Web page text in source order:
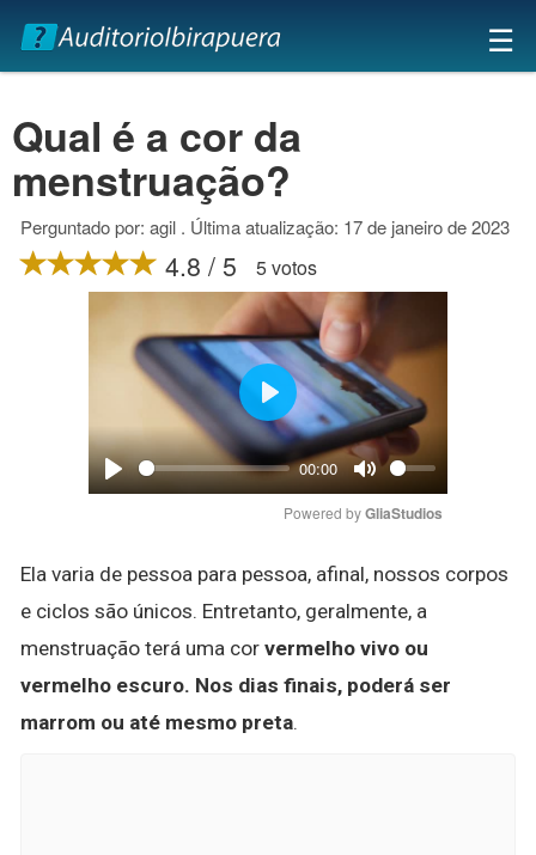
×
☰
Qual é a cor da
menstruação?
Perguntado por: agil . Última atualização: 17 de janeiro de 2023
4.8 / 5 5 votos
Play
00:00
Mute
Play
Powered by GliaStudios
Ela varia de pessoa para pessoa, afinal, nossos corpos
e ciclos são únicos. Entretanto, geralmente, a
menstruação terá uma cor vermelho vivo ou
vermelho escuro. Nos dias finais, poderá ser
marrom ou até mesmo preta.